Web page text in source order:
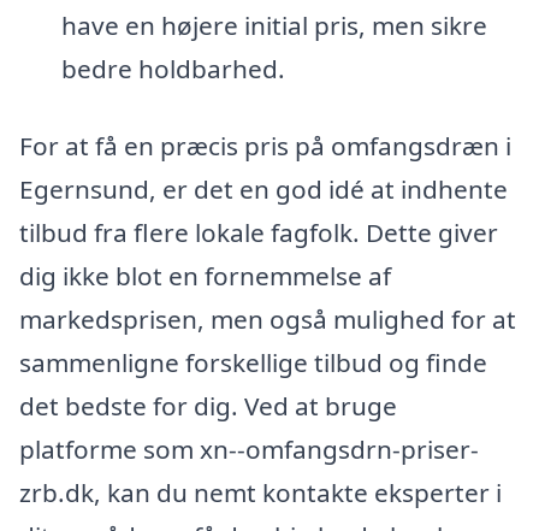
have en højere initial pris, men sikre
bedre holdbarhed.
For at få en præcis pris på omfangsdræn i
Egernsund, er det en god idé at indhente
tilbud fra flere lokale fagfolk. Dette giver
dig ikke blot en fornemmelse af
markedsprisen, men også mulighed for at
sammenligne forskellige tilbud og finde
det bedste for dig. Ved at bruge
platforme som xn--omfangsdrn-priser-
zrb.dk, kan du nemt kontakte eksperter i